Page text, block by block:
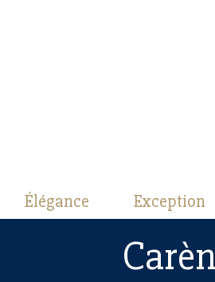
Élégance Exception